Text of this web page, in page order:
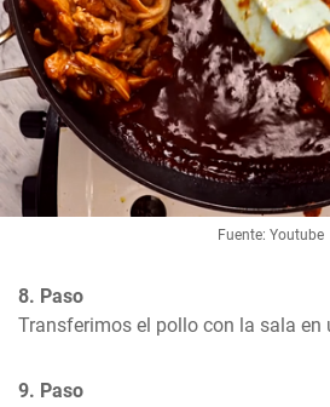
Fuente: Youtube
8. Paso
Transferimos el pollo con la sala en
9. Paso